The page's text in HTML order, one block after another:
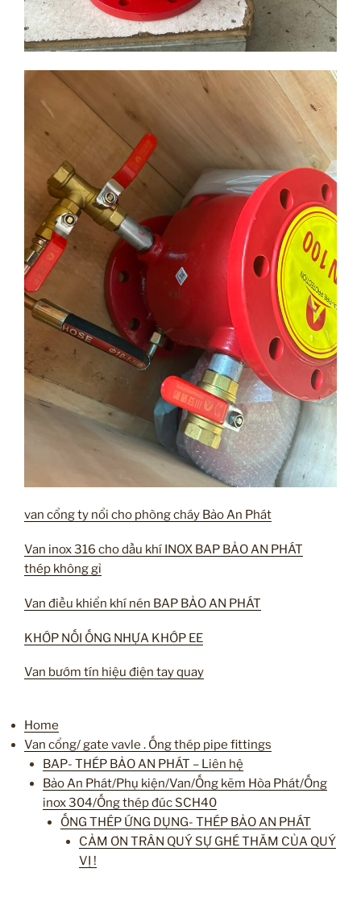
van cổng ty nổi cho phòng cháy Bảo An Phát
Van inox 316 cho dầu khí INOX BAP BẢO AN PHÁT
thép không gỉ
Van điều khiển khí nén BAP BẢO AN PHÁT
KHỚP NỐI ỐNG NHỰA KHỚP EE
Van bướm tín hiệu điện tay quay
Home
Van cổng/ gate vavle . Ống thép pipe fittings
BAP- THÉP BẢO AN PHÁT – Liên hệ
Bảo An Phát/Phụ kiện/Van/Ống kẽm Hòa Phát/Ống
inox 304/Ống thép đúc SCH40
ỐNG THÉP ỨNG DỤNG- THÉP BẢO AN PHÁT
CẢM ƠN TRÂN QUÝ SỰ GHÉ THĂM CỦA QUÝ
VỊ !